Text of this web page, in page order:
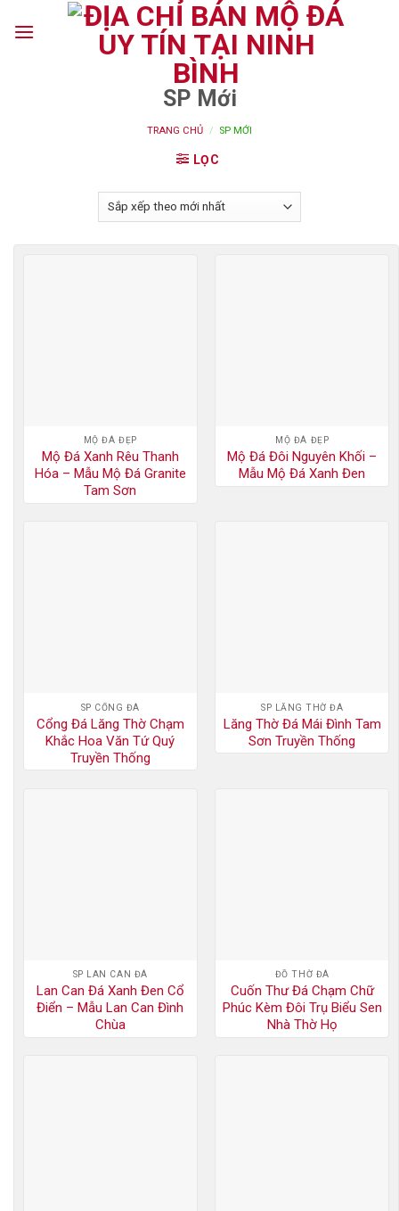
SP Mới
TRANG CHỦ / SP MỚI
LỌC
MỘ ĐÁ ĐẸP
Mộ Đá Xanh Rêu Thanh
Hóa – Mẫu Mộ Đá Granite
Tam Sơn
MỘ ĐÁ ĐẸP
Mộ Đá Đôi Nguyên Khối –
Mẫu Mộ Đá Xanh Đen
SP CỔNG ĐÁ
Cổng Đá Lăng Thờ Chạm
Khắc Hoa Văn Tứ Quý
Truyền Thống
SP LĂNG THỜ ĐÁ
Lăng Thờ Đá Mái Đình Tam
Sơn Truyền Thống
SP LAN CAN ĐÁ
Lan Can Đá Xanh Đen Cổ
Điển – Mẫu Lan Can Đình
Chùa
ĐỒ THỜ ĐÁ
Cuốn Thư Đá Chạm Chữ
Phúc Kèm Đôi Trụ Biểu Sen
Nhà Thờ Họ